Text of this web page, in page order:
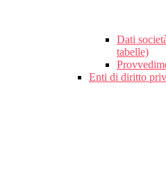
Dati
tabelle)
Enti di diritto